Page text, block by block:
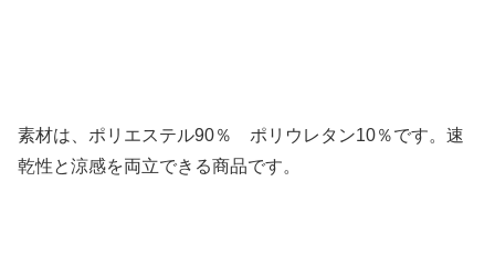
素材は、ポリエステル90％ ポリウレタン10％です。速
乾性と涼感を両立できる商品です。